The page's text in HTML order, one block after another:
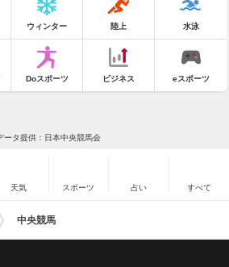
ウィンター 陸上 水泳
Doスポーツ ビジネス eスポーツ
ータ提供：日本中央競馬会
天気 スポーツ 占い すべて
中央競馬